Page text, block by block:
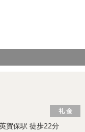
賀保駅 徒歩22分
礼 金